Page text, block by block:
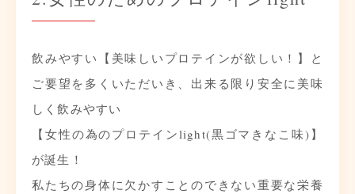
飲みやすい【美味しいプロテインが欲しい！】と
ご要望を多くいただいき、出来る限り安全に 美味
しく飲みやすい
【女性の為のプロテインlight(黒ゴマきなこ味)】
が誕生！
私たちの身体に欠かすことのできない重要な栄養